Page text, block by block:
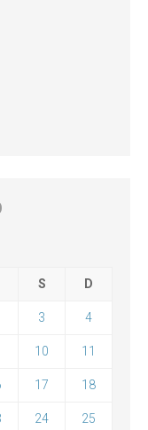
S D
3 4
10 11
17 18
24 25